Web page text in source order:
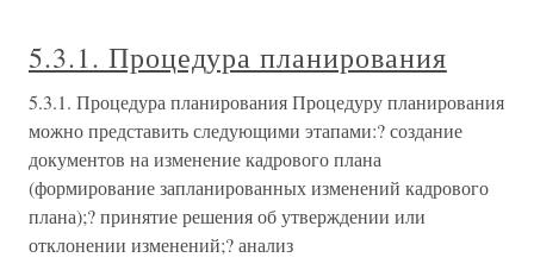
5.3.1. Процедура планирования
5.3.1. Процедура планирования Процедуру планирования
можно представить следующими этапами:? создание
документов на изменение кадрового плана
(формирование запланированных изменений кадрового
плана);? принятие решения об утверждении или
отклонении изменений;? анализ